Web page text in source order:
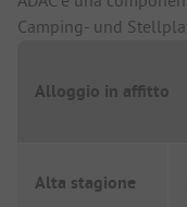
Camping- und
Alloggio in affitto
Alta stagione